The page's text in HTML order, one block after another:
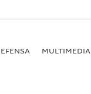
MULTIMEDIA